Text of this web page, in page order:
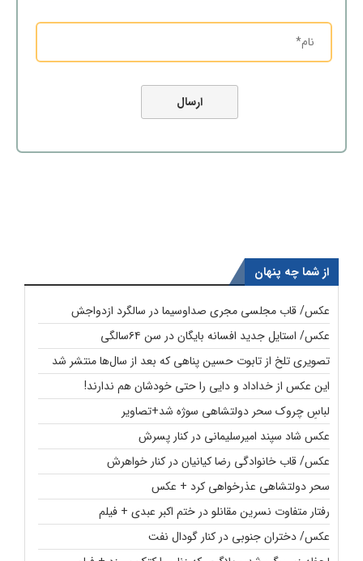
از شما چه پنهان
عکس/ قاب مجلسی مجری صداوسیما در سالگرد ازدواجش
عکس/ استایل جدید افسانه بایگان در سن ۶۴سالگی
تصویری تلخ از تابوت حسین پناهی که بعد از سال‌ها منتشر شد
این عکس از خداداد و دایی را حتی خودشان هم ندارند!
لباسِ چروک سحر دولتشاهی سوژه شد+تصاویر
عکس شاد سپند امیرسلیمانی در کنار پسرش
عکس/ قاب خانوادگی رضا کیانیان در کنار خواهرش
سحر دولتشاهی عذرخواهی کرد + عکس
رفتار متفاوت نسرین مقانلو در ختم اکبر عبدی + فیلم
عکس/ دختران جنوبی در کنار گودال نفت